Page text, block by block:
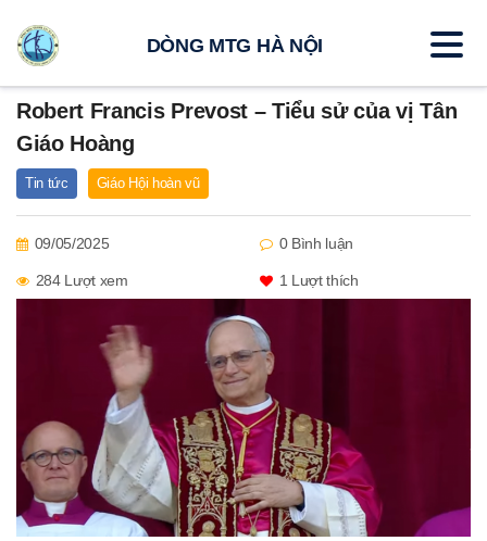
Robert Francis Prevost – Tiểu sử của vị Tân
Giáo Hoàng
Tin tức Giáo Hội hoàn vũ
09/05/2025 0 Bình luận
284 Lượt xem 1 Lượt thích
DÒNG MTG HÀ NỘI